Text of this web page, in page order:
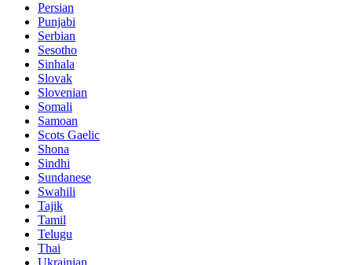
Persian
Punjabi
Serbian
Sesotho
Sinhala
Slovak
Slovenian
Somali
Samoan
Scots Gaelic
Shona
Sindhi
Sundanese
Swahili
Tajik
Tamil
Telugu
Thai